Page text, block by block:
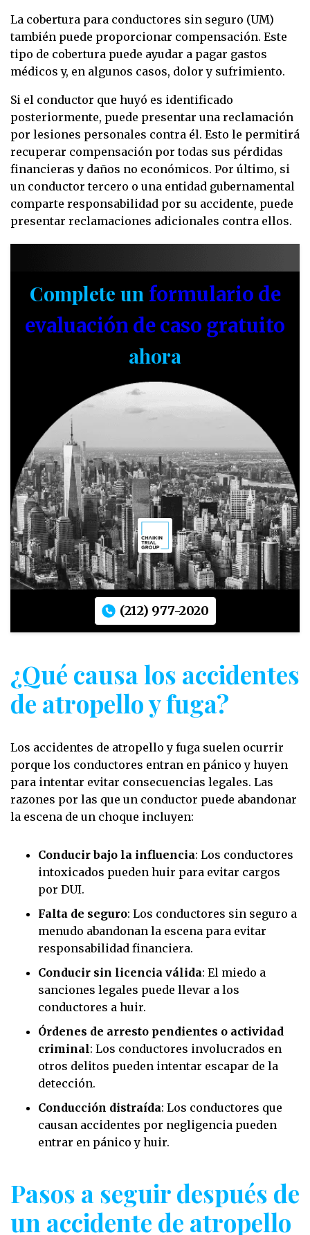
La cobertura para conductores sin seguro (UM)
también puede proporcionar compensación. Este
tipo de cobertura puede ayudar a pagar gastos
médicos y, en algunos casos, dolor y sufrimiento.
Si el conductor que huyó es identificado
posteriormente, puede presentar una reclamación
por lesiones personales contra él. Esto le permitirá
recuperar compensación por todas sus pérdidas
financieras y daños no económicos. Por último, si
un conductor tercero o una entidad gubernamental
comparte responsabilidad por su accidente, puede
presentar reclamaciones adicionales contra ellos.
Complete un formulario de
evaluación de caso gratuito
ahora
(212) 977-2020
¿Qué causa los accidentes
de atropello y fuga?
Los accidentes de atropello y fuga suelen ocurrir
porque los conductores entran en pánico y huyen
para intentar evitar consecuencias legales. Las
razones por las que un conductor puede abandonar
la escena de un choque incluyen:
Conducir bajo la influencia: Los conductores
intoxicados pueden huir para evitar cargos
por DUI.
Falta de seguro: Los conductores sin seguro a
menudo abandonan la escena para evitar
responsabilidad financiera.
Conducir sin licencia válida: El miedo a
sanciones legales puede llevar a los
conductores a huir.
Órdenes de arresto pendientes o actividad
criminal: Los conductores involucrados en
otros delitos pueden intentar escapar de la
detección.
Conducción distraída: Los conductores que
causan accidentes por negligencia pueden
entrar en pánico y huir.
Pasos a seguir después de
un accidente de atropello